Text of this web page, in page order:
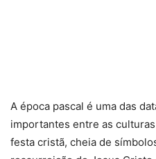
A época pascal é uma das
importantes entre as
festa cristã, cheia de